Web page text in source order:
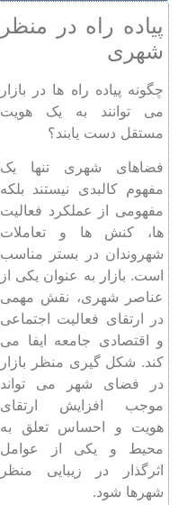
پیاده راه در منظر
شهری
چگونه پیاده راه ها در بازار
می توانند به یک هویت
مستقل دست یابند؟
فضاهای شهری تنها یک
مفهوم کالبدی نیستند بلکه
مفهومی از عملکرد فعالیت
ها، کنش ها و تعاملات
شهروندان در بستر مناسب
است. بازار به عنوان یکی از
عناصر شهری، نقش مهمی
در ارتقای فعالیت اجتماعی
و اقتصادی جامعه ایفا می
کند. شکل گیری منظر بازار
در فضای شهر می تواند
موجب افزایش ارتقای
هویت و احساس تعلق به
محیط و یکی از عوامل
اثرگذار در زیبایی منظر
شهرها شود.